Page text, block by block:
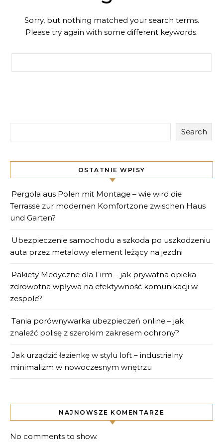
Sorry, but nothing matched your search terms.
Please try again with some different keywords.
Search
OSTATNIE WPISY
Pergola aus Polen mit Montage – wie wird die
Terrasse zur modernen Komfortzone zwischen Haus
und Garten?
Ubezpieczenie samochodu a szkoda po uszkodzeniu
auta przez metalowy element leżący na jezdni
Pakiety Medyczne dla Firm – jak prywatna opieka
zdrowotna wpływa na efektywność komunikacji w
zespole?
Tania porównywarka ubezpieczeń online – jak
znaleźć polisę z szerokim zakresem ochrony?
Jak urządzić łazienkę w stylu loft – industrialny
minimalizm w nowoczesnym wnętrzu
NAJNOWSZE KOMENTARZE
No comments to show.